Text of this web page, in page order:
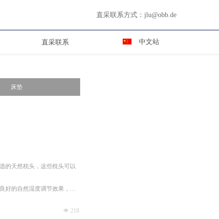
直采联系方式： jlu@obb.de
中文站
直采联系
的天然枕头，这些枕头可以
好的自然湿度调节效果，在
넶 218
床垫